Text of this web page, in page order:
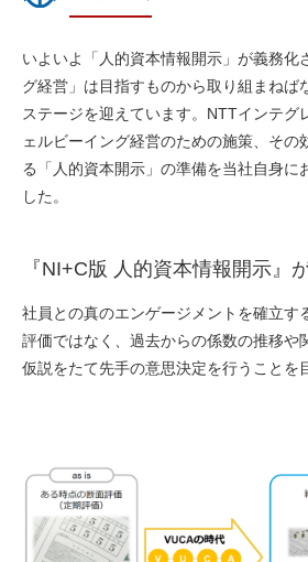
いよいよ「人的資本情報開示」が義務化
グ経営」は目指すものから取り組まねば
ステージを迎えています。NTTインテグ
ェルビーイング経営のための施策、その
る「人的資本開示」の準備を当社自身に
した。
『NI+C版 人的資本情報開示』
社員との真のエンゲージメントを確立す
評価ではなく、過去からの係数の推移や
仮説をたて先手の意思決定を行うことを